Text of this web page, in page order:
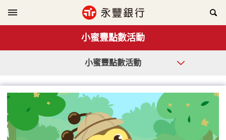
小蜜豐點數活動
小蜜豐點數活動